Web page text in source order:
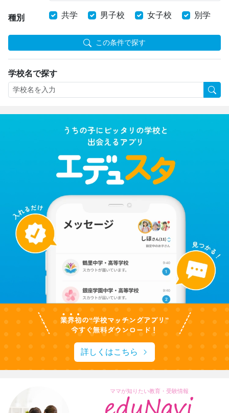
種別 共学 男子校 女子校 別学
この条件で探す
学校名で探す
詳しくはこちら
ママが知りたい教育・受験情報